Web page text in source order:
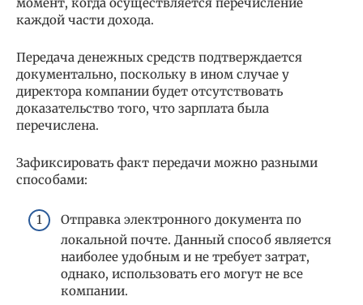
каждой части дохода.
Передача денежных средств подтверждается
документально, поскольку в ином случае у
директора компании будет отсутствовать
доказательство того, что зарплата была
перечислена.
Зафиксировать факт передачи можно разными
способами:
Отправка электронного документа по
локальной почте. Данный способ является
наиболее удобным и не требует затрат,
однако, использовать его могут не все
компании.